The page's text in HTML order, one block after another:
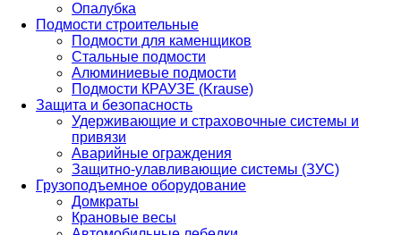
Опалубка
Подмости строительные
Подмости для каменщиков
Стальные подмости
Алюминиевые подмости
Подмости КРАУЗЕ (Krause)
Защита и безопасность
Удерживающие и страховочные системы и
привязи
Аварийные ограждения
Защитно-улавливающие системы (ЗУС)
Грузоподъемное оборудование
Домкраты
Крановые весы